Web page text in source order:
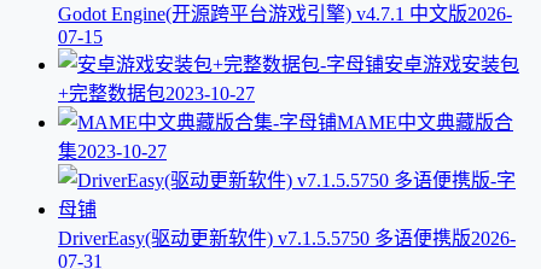
Godot Engine(开源跨平台游戏引擎) v4.7.1 中文版2026-
07-15
安卓游戏安装包
+完整数据包2023-10-27
MAME中文典藏版合
集2023-10-27
DriverEasy(驱动更新软件) v7.1.5.5750 多语便携版2026-
07-31